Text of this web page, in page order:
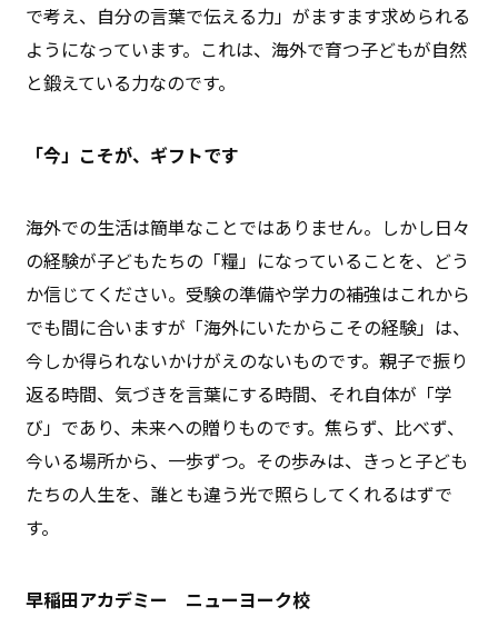
で考え、自分の言葉で伝える力」がますます求められる
ようになっています。これは、海外で育つ子どもが自然
と鍛えている力なのです。
「今」こそが、ギフトです
海外での生活は簡単なことではありません。しかし日々
の経験が子どもたちの「糧」になっていることを、どう
か信じてください。受験の準備や学力の補強はこれから
でも間に合いますが「海外にいたからこその経験」は、
今しか得られないかけがえのないものです。親子で振り
返る時間、気づきを言葉にする時間、それ自体が「学
び」であり、未来への贈りものです。焦らず、比べず、
今いる場所から、一歩ずつ。その歩みは、きっと子ども
たちの人生を、誰とも違う光で照らしてくれるはずで
す。
早稲田アカデミー ニューヨーク校